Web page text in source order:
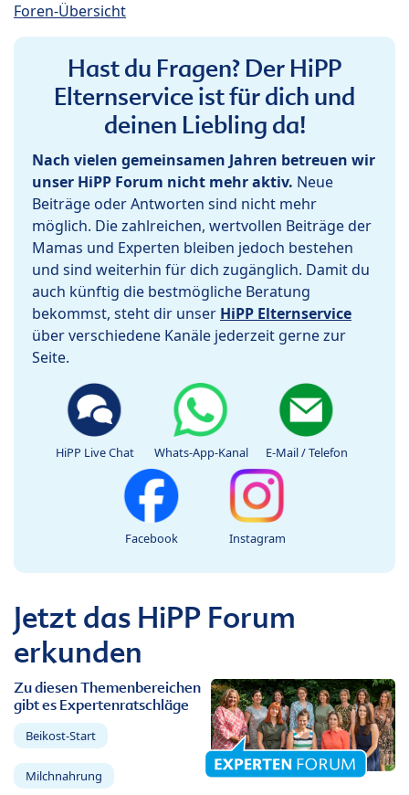
Foren-Übersicht
Hast du Fragen? Der HiPP
Elternservice ist für dich und
deinen Liebling da!
Nach vielen gemeinsamen Jahren betreuen wir
unser HiPP Forum nicht mehr aktiv. Neue
Beiträge oder Antworten sind nicht mehr
möglich. Die zahlreichen, wertvollen Beiträge der
Mamas und Experten bleiben jedoch bestehen
und sind weiterhin für dich zugänglich. Damit du
auch künftig die bestmögliche Beratung
bekommst, steht dir unser HiPP Elternservice
über verschiedene Kanäle jederzeit gerne zur
Seite.
HiPP Live Chat Whats-App-Kanal E-Mail / Telefon
Facebook Instagram
Jetzt das HiPP Forum
erkunden
Zu diesen Themenbereichen
gibt es Expertenratschläge
Beikost-Start
Milchnahrung